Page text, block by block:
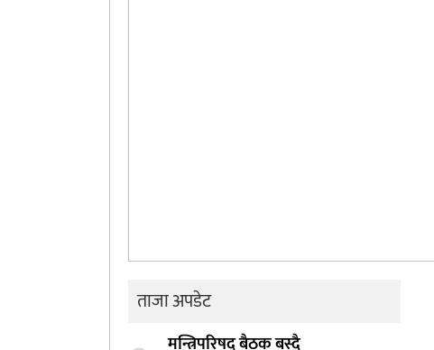
ताजा अपडेट
मन्त्रिपरिषद् बैठक बस्दै